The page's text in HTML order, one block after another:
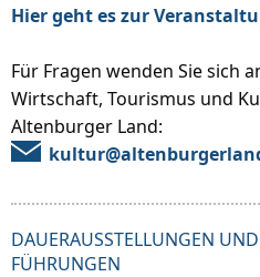
Hier geht es zur
Für Fragen wenden Sie sich
Wirtschaft, Tourismus und
Altenburger Land:
DAUERAUSSTELLUNGEN UND
ÜHRUNGEN